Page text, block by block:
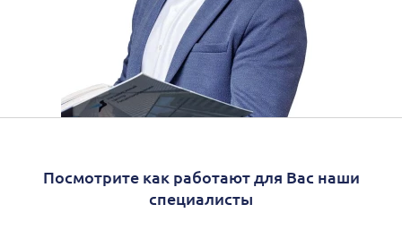
Посмотрите как работают для Вас наши
специалисты